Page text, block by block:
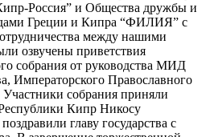
Россия” и Общества дружбы и
Греции и Кипра “ФИЛИЯ” с
между нашими
озвучены приветствия
собрания от руководства МИД
Императорского Православного
собрания приняли
Кипр Никосу
главу государства с